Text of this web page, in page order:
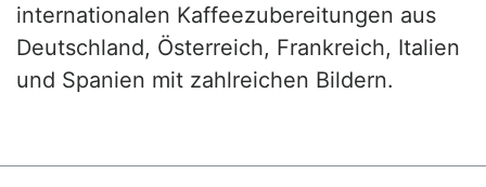
internationalen Kaffeezubereitungen aus
Deutschland, Österreich, Frankreich, Italien
und Spanien mit zahlreichen Bildern.